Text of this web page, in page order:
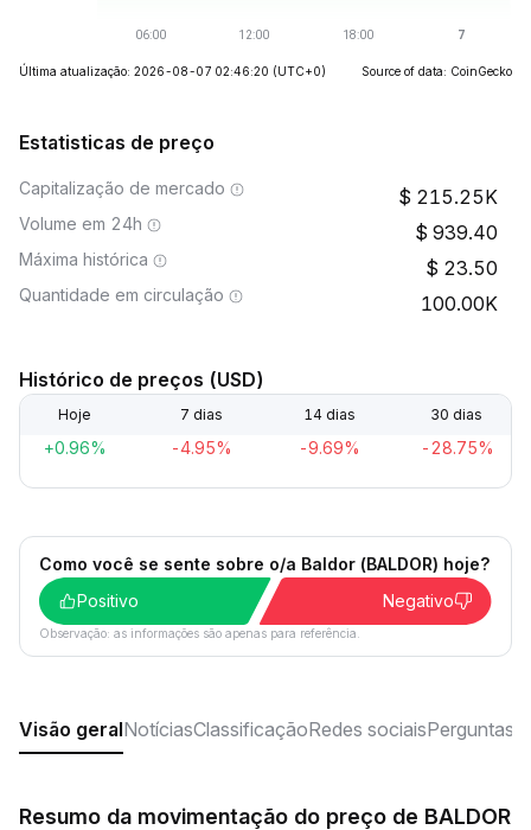
Última atualização: 2026-08-07 02:46:20 (UTC+0) Source of data: CoinGecko
Estatisticas de preço
Capitalização de mercado 215.25K
Volume em 24h 939.40
Máxima histórica 23.50
Quantidade em circulação 100.00K
Histórico de preços (USD)
Hoje 7 dias 14 dias 30 dias
+0.96% -4.95% -9.69% -28.75%
Como você se sente sobre o/a Baldor (BALDOR) hoje?
Positivo
Negativo
Observação: as informações são apenas para referência.
Visão geralNotíciasClassificaçãoRedes sociaisPerguntas
Resumo da movimentação do preço de BALDOR